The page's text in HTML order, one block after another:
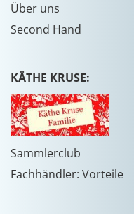
Über uns
Second Hand
KÄTHE KRUSE:
Sammlerclub
Fachhändler: Vorteile